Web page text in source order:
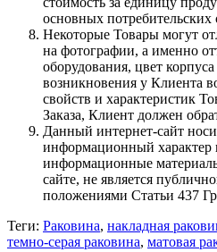
основных потребительских
Некоторые Товары могут
на фотографии, а именно
оборудования, цвет
возникновения у Клиента
свойств и характеристик
Заказа, Клиент должен
Данный интернет-сайт
информационный характер
информационные
сайте, не является
положениями Статьи 437
Теги: Раковина, накладная
темно-серая раковина, матовая